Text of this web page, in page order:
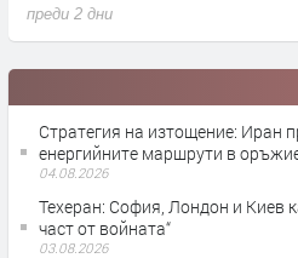
преди 2 дни
Стратегия на изтощение: Иран
енергийните маршрути в
04.08.2026
Teхеран: София, Лондон и Киев
част от войната“
03.08.2026